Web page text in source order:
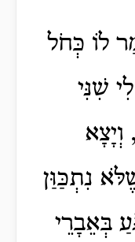
לוֹ כְּחֹל
שִׁנִּי
נִתְכַּוַּן
בְּאֵבָרֵי